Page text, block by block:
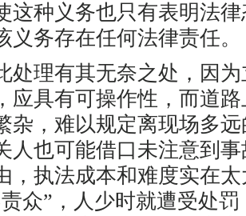
这种义务也只有表明法
义务存在任何法律责任。
理有其无奈之处，因为
应具有可操作性，而道
杂，难以规定离现场多
人也可能借口未注意到
，执法成本和难度实在
众”，人少时就遭受处